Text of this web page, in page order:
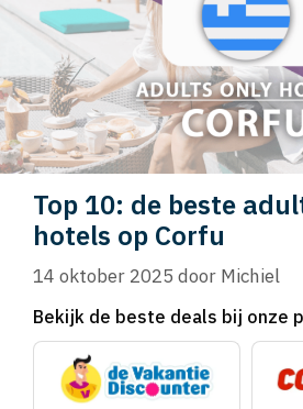
Top 10: de beste
hotels op Corfu
14 oktober 2025 door Michiel
Bekijk de beste deals bij onze